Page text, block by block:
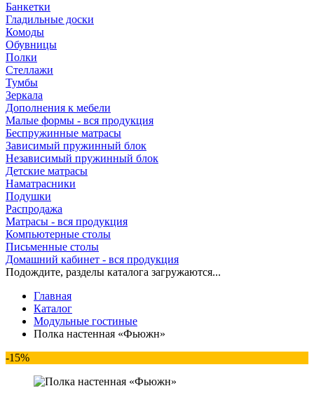
Банкетки
Гладильные доски
Комоды
Обувницы
Полки
Стеллажи
Тумбы
Зеркала
Дополнения к мебели
Малые формы - вся продукция
Беспружинные матрасы
Зависимый пружинный блок
Независимый пружинный блок
Детские матрасы
Наматрасники
Подушки
Распродажа
Матрасы - вся продукция
Компьютерные столы
Письменные столы
Домашний кабинет - вся продукция
Подождите, разделы каталога загружаются...
Главная
Каталог
Модульные гостиные
Полка настенная «Фьюжн»
-15%